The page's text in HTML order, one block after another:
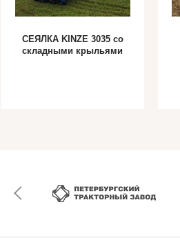
СЕЯЛКА KINZE 3035 cо
складными крыльями